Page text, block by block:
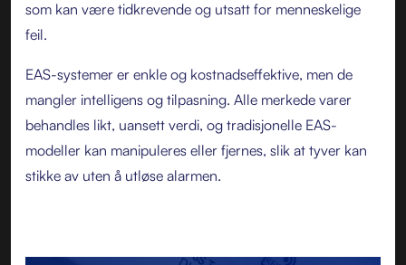
som kan være tidkrevende og utsatt for menneskelige
feil.
EAS-systemer er enkle og kostnadseffektive, men de
mangler intelligens og tilpasning. Alle merkede varer
behandles likt, uansett verdi, og tradisjonelle EAS-
modeller kan manipuleres eller fjernes, slik at tyver kan
stikke av uten å utløse alarmen.